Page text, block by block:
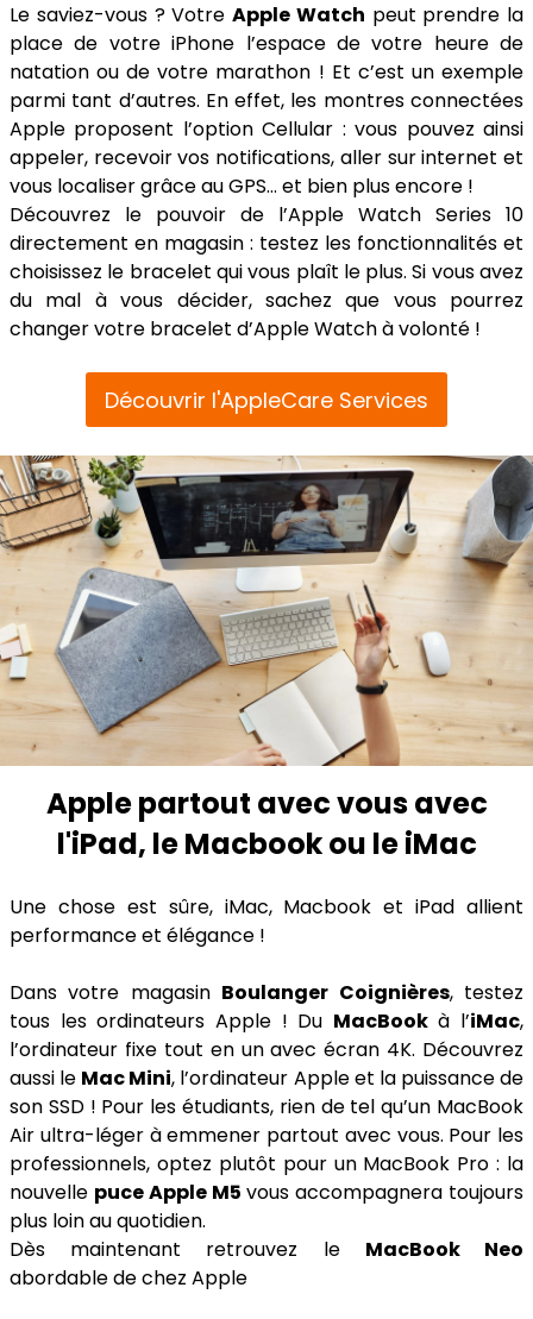
Le saviez-vous ? Votre Apple Watch peut prendre la
place de votre iPhone l’espace de votre heure de
natation ou de votre marathon ! Et c’est un exemple
parmi tant d’autres. En effet, les montres connectées
Apple proposent l’option Cellular : vous pouvez ainsi
appeler, recevoir vos notifications, aller sur internet et
vous localiser grâce au GPS… et bien plus encore !
Découvrez le pouvoir de l’Apple Watch Series 10
directement en magasin : testez les fonctionnalités et
choisissez le bracelet qui vous plaît le plus. Si vous avez
du mal à vous décider, sachez que vous pourrez
changer votre bracelet d’Apple Watch à volonté !
Découvrir l'AppleCare Services
Apple partout avec vous avec
l'iPad, le Macbook ou le iMac
Une chose est sûre, iMac, Macbook et iPad allient
performance et élégance !
Dans votre magasin Boulanger Coignières, testez
tous les ordinateurs Apple ! Du MacBookà l’iMac,
l’ordinateur fixe tout en un avec écran 4K. Découvrez
aussi le Mac Mini, l’ordinateur Apple et la puissance de
son SSD ! Pour les étudiants, rien de tel qu’un MacBook
Air ultra-léger à emmener partout avec vous. Pour les
professionnels, optez plutôt pour un MacBook Pro : la
nouvelle puce Apple M5 vous accompagnera toujours
plus loin au quotidien.
Dès maintenant retrouvez le MacBook Neo
abordable de chez Apple